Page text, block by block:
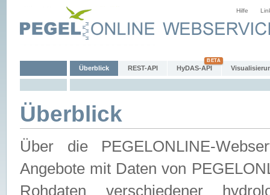
Hilfe
Überblick REST-API HyDAS-API
Überblick
Über die PEGELONLINE-
Angebote mit Daten von
Rohdaten verschiedener